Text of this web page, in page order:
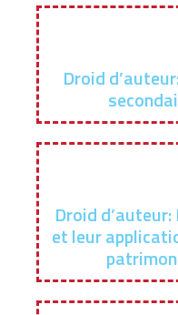
Droid
Droid
et leur